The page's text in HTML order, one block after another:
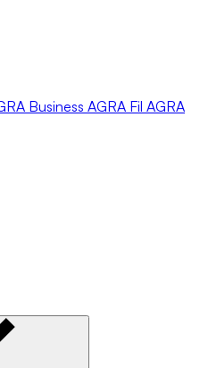
Business AGRA Fil AGRA